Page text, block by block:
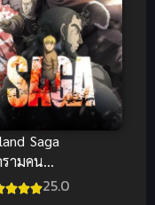
Saga
รามคน
ซับไทย25.0